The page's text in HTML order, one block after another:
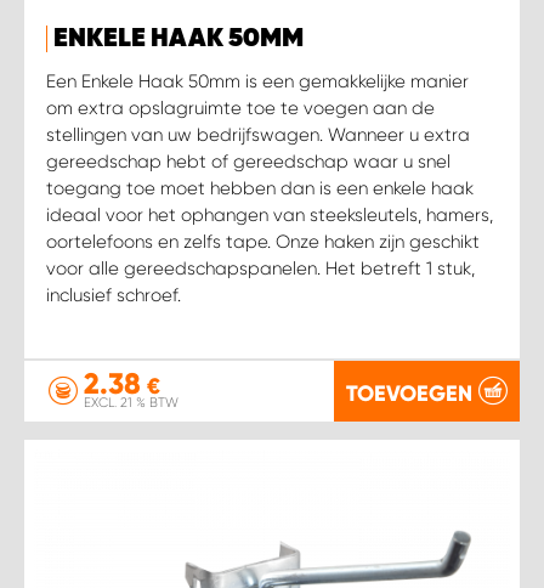
ENKELE HAAK 50MM
Een Enkele Haak 50mm is een gemakkelijke manier
om extra opslagruimte toe te voegen aan de
stellingen van uw bedrijfswagen. Wanneer u extra
gereedschap hebt of gereedschap waar u snel
toegang toe moet hebben dan is een enkele haak
ideaal voor het ophangen van steeksleutels, hamers,
oortelefoons en zelfs tape. Onze haken zijn geschikt
voor alle gereedschapspanelen. Het betreft 1 stuk,
inclusief schroef.
2.38 €
EXCL. 21 % BTW TOEVOEGEN
WORK SYSTEM LOPIK AUTOSERVICE BENSCHOP
WORK SYSTEM LOPIK GARAGE STUIVENBERG
WORK SYSTEM NIEUWEGEIN
WORK SYSTEM NIEUWERKERK AAN DEN IJSSEL
WORK SYSTEM REEUWIJK